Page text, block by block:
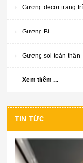
Gương decor trang trí
Gương Bỉ
Gương soi toàn thân
Xem thêm ...
TIN TỨC